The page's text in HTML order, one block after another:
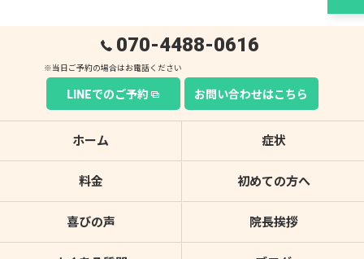
070-4488-0616
LINEでのご予約 お問い合わせはこちら
ホーム 症状
料金 初めての方へ
喜びの声 院長挨拶